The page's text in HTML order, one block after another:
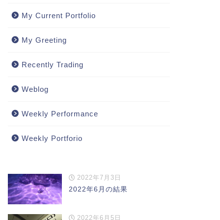
My Current Portfolio
My Greeting
Recently Trading
Weblog
Weekly Performance
Weekly Portforio
2022年7月3日
2022年6月の結果
2022年6月5日